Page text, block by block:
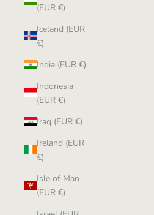
(EUR €)
Iceland (EUR
€)
India (EUR €)
Indonesia
(EUR €)
Iraq (EUR €)
Ireland (EUR
€)
Isle of Man
(EUR €)